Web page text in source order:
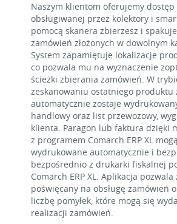
Naszym klientom oferujemy
obsługiwanej przez kolektory i
pomocą skanera zbierzesz i
zamówień złożonych w dowolnym
System zapamiętuje lokalizacje
co pozwala mu na wyznaczenie
ścieżki zbierania zamówień. W
zeskanowaniu ostatniego produktu
automatycznie zostaje
handlowy oraz list przewozowy,
klienta. Paragon lub faktura dzięki
z programem Comarch ERP XL
wydrukowane automatycznie i
bezpośrednio z drukarki fiskalnej
Comarch ERP XL. Aplikacja
poświęcany na obsługę zamówień
liczbę pomyłek, które mogą się
realizacji zamówień.